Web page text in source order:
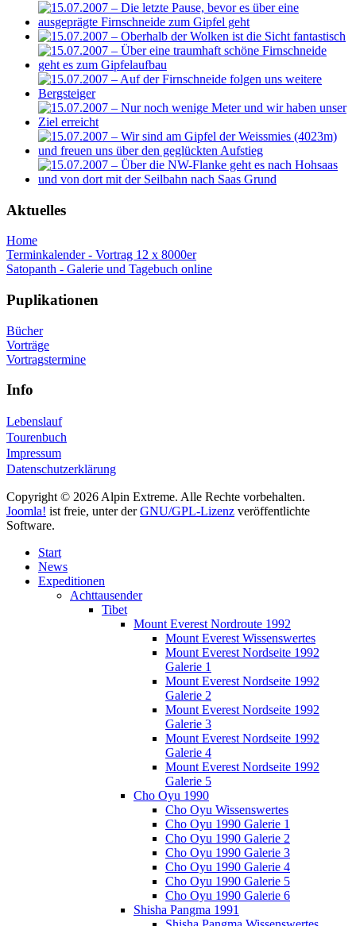
Aktuelles
Home
Terminkalender - Vortrag 12 x 8000er
Satopanth - Galerie und Tagebuch online
Puplikationen
Bücher
Vorträge
Vortragstermine
Info
Lebenslauf
Tourenbuch
Impressum
Datenschutzerklärung
Copyright © 2026 Alpin Extreme. Alle Rechte vorbehalten.
Joomla! ist freie, unter derGNU/GPL-Lizenz veröffentlichte
Software.
Start
News
Expeditionen
Achttausender
Tibet
Mount Everest Nordroute 1992
Mount Everest Wissenswertes
Mount Everest Nordseite 1992
Galerie 1
Mount Everest Nordseite 1992
Galerie 2
Mount Everest Nordseite 1992
Galerie 3
Mount Everest Nordseite 1992
Galerie 4
Mount Everest Nordseite 1992
Galerie 5
Cho Oyu 1990
Cho Oyu Wissenswertes
Cho Oyu 1990 Galerie 1
Cho Oyu 1990 Galerie 2
Cho Oyu 1990 Galerie 3
Cho Oyu 1990 Galerie 4
Cho Oyu 1990 Galerie 5
Cho Oyu 1990 Galerie 6
Shisha Pangma 1991